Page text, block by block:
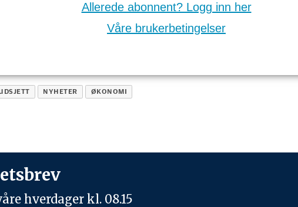
Allerede abonnent? Logg inn her
Våre brukerbetingelser
NYHETER ØKONOMI
hverdager kl. 08.15